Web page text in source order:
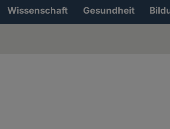
Wissenschaft Gesundheit